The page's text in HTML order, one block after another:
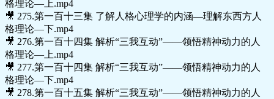
格理论—上.mp4
🎥 275.第一百十三集 了解人格心理学的内涵—理解东西方人
格理论—下.mp4
🎥 276.第一百十四集 解析“三我互动”——领悟精神动力的人
格理论—上.mp4
🎥 277.第一百十四集 解析“三我互动”——领悟精神动力的人
格理论—下.mp4
🎥 278.第一百十五集 解析“三我互动”——领悟精神动力的人